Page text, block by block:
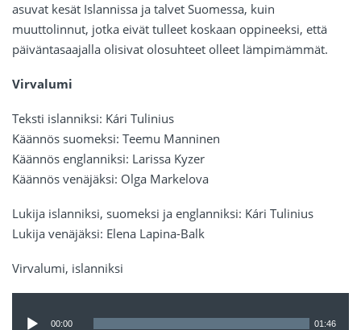
asuvat kesät Islannissa ja talvet Suomessa, kuin
muuttolinnut, jotka eivät tulleet koskaan oppineeksi, että
päiväntasaajalla olisivat olosuhteet olleet lämpimämmät.
Virvalumi
Teksti islanniksi: Kári Tulinius
Käännös suomeksi: Teemu Manninen
Käännös englanniksi: Larissa Kyzer
Käännös venäjäksi: Olga Markelova
Lukija islanniksi, suomeksi ja englanniksi: Kári Tulinius
Lukija venäjäksi: Elena Lapina-Balk
Virvalumi, islanniksi
00:00 01:46